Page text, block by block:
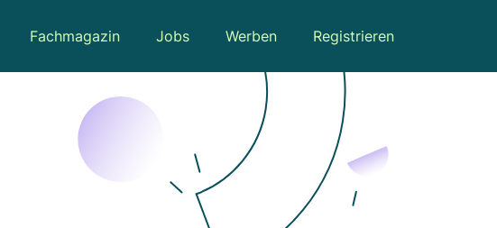
Fachmagazin Jobs Werben Registrieren